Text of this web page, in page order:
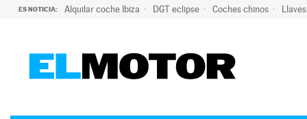
ES NOTICIA: Alquilar coche Ibiza DGT eclipse Coches chinos